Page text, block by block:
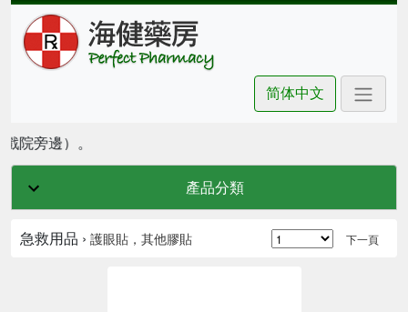
简体中文
旁邊）。
產品分類
急救用品 › 護眼貼，其他膠貼 下一頁